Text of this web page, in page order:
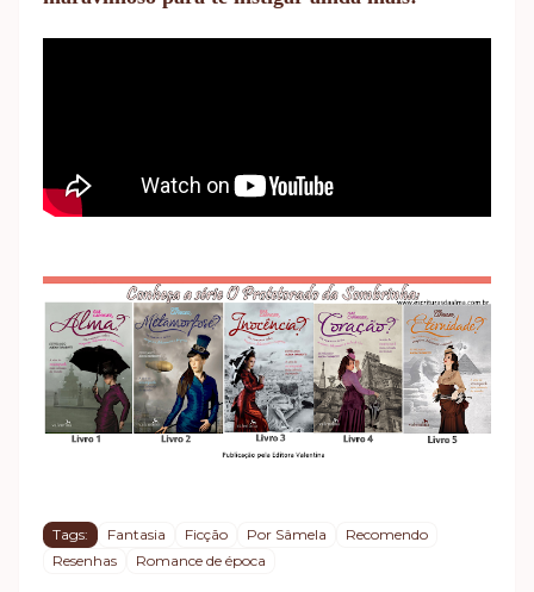
Tags: Fantasia Ficção Por Sâmela
Recomendo
Resenhas
Romance de época